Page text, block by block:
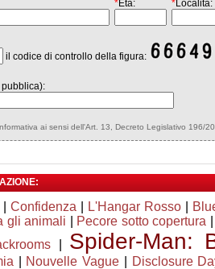
*Età: *Località:
il codice di controllo della figura:
pubblica):
ai sensi dell'Art. 13, Decreto Legislativo 196/
Confidenza L'Hangar Rosso
gli animali
Pecore sotto copertura
| Spider-Man:
Nouvelle Vague
Disclosure